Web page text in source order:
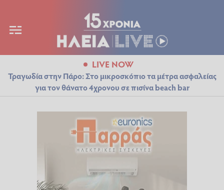
LIVE NOW
Τραγωδία στην Πάρο: Στο μικροσκόπιο τα μέτρα ασφαλείας
για τον θάνατο 4χρονου σε πισίνα beach bar